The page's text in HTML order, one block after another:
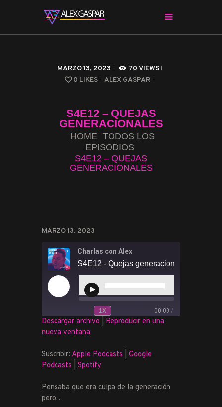
MARZO 13, 2023 70 VIEWS
0 LIKES ALEX GASPAR
S4E12 – QUEJAS
GENERACIONALES
HOME TODOS LOS
EPISODIOS
S4E12 – QUEJAS
GENERACIONALES
CINE Y SERIES
APPS & HERRAMIENTAS
EL MUNDO
MARZO 13, 2023
Charlas con Alex
S4E12 - Quejas generacionales
REPRODUCIR
EPISODIO
de
audio
REBOBINAR
10
SEGUNDOS
1X
FAST
FORWARD
SECONDS
00:00 /
SUSCRIBIR
COMPARTIR
Spotify
FEED RSS
ENLACE
Descargar archivo
Reproducir en una
nueva ventana
Suscribir: Apple Podcasts
Google
Podcasts
Spotify
Pensaba que era culpa de la generación
pero…